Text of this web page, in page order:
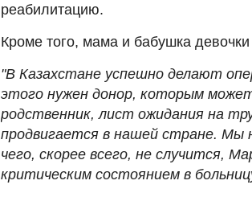
реабилитацию.
Кроме того, мама и бабушка
"В Казахстане успешно делают
этого нужен донор, которым
родственник, лист ожидания на
продвигается в нашей стране. Мы
чего, скорее всего, не случится,
критическим состоянием в